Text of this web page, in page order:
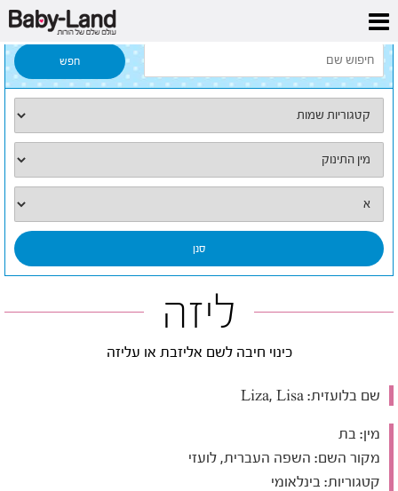
דף הבית
ליזה
כינוי חיבה לשם אליזבת או עליזה
שם בלועזית:
מין: בת
מקור השם: השפה העברית, לועזי
קטגוריות: בינלאומי